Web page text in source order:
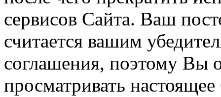
сервисов Сайта. Ваш
считается вашим
соглашения, поэтому Вы
просматривать